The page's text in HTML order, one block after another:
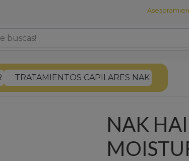
TRATAMIENTOS CAPILARES NAK
NAK